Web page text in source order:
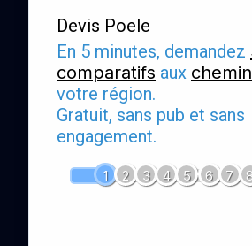
Devis Poele
En 5 minutes, demandez
comparatifs aux
votre région.
Gratuit, sans pub et sans
engagement.
1 2 3 4 5 6 7